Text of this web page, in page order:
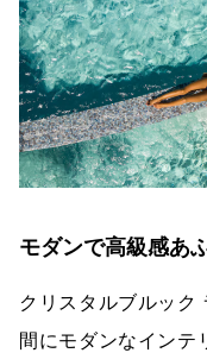
モダンで高級感あ
クリスタルブルック
間にモダンなインテ